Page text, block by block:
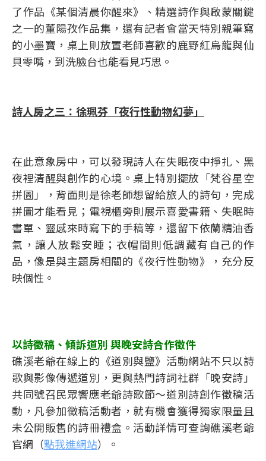
了作品《某個清晨你醒來》、精選詩作與啟蒙關鍵
之一的董陽孜作品集，還有記者會當天特別親筆寫
的小墨寶，桌上則放置老師喜歡的鹿野紅烏龍與仙
貝零嘴，到洗臉台也能看見巧思。
詩人房之三：徐珮芬「夜行性動物幻夢」
在此意象房中，可以發現詩人在失眠夜中掙扎、黑
夜裡清醒與創作的心境。桌上特別擺放「梵谷星空
拼圖」，背面則是徐老師想留給旅人的詩句，完成
拼圖才能看見；電視櫃旁則展示喜愛書籍、失眠時
書單、靈感來時寫下的手稿等，還留下依蘭精油香
氣，讓人放鬆安睡；衣帽間則低調藏有自己的作
品，像是與主題房相關的《夜行性動物》，充分反
映個性。
以詩徵稿、傾訴道別 與晚安詩合作徵件
礁溪老爺在線上的《道別與鹽》活動網站不只以詩
歌與影像傳遞道別，更與熱門詩詞社群「晚安詩」
共同號召民眾響應老爺詩歌節～道別詩創作徵稿活
動，凡參加徵稿活動者，就有機會獲得獨家限量且
未公開販售的詩冊禮盒。活動詳情可查詢礁溪老爺
官網（點我進網站）。